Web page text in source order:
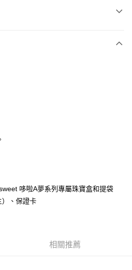
中國信託商業銀行
永豐商業銀行
星展（台灣）商業銀行
哆啦A夢系列專屬珠寶盒和提袋
）、保證卡
相關推薦